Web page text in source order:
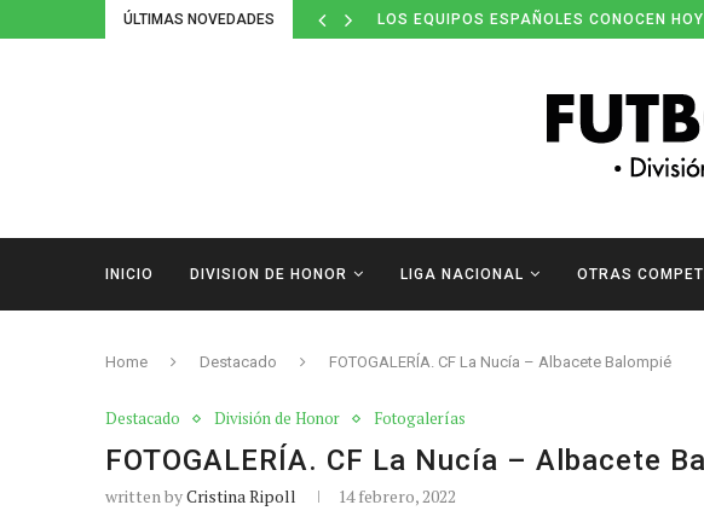
ÚLTIMAS NOVEDADES LOS EQUIPOS ESPAÑOLES CONOCEN
INICIO DIVISION DE HONOR LIGA NACIONAL OTRAS
Home Destacado FOTOGALERÍA. CF La Nucía – Albacete Balompié
Destacado División de Honor Fotogalerías
FOTOGALERÍA. CF La Nucía – Albacete
written byCristina Ripoll 14 febrero, 2022